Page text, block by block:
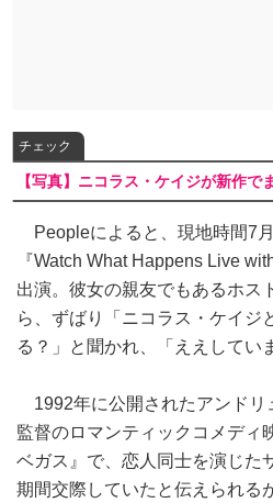
チェック
【写真】ニコラス・ケイジが新作で
Peopleによると、現地時間7
『Watch What Happens Live
出演。彼女の親友でもあるホス
ら、ずばり「ニコラス・ケイジ
る？」と聞かれ、「ええしてい
1992年に公開されたアンドリ
監督のロマンティックコメディ
ベガス』で、恋人同士を演じた
期間交際していたと伝えられる